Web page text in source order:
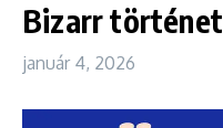
Bizarr történet
január 4, 2026